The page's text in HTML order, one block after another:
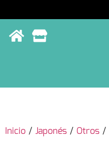
Inicio / Japonés / Otros /